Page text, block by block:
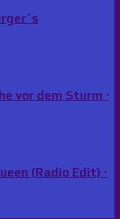
vor dem Sturm ·
(Radio Edit) ·